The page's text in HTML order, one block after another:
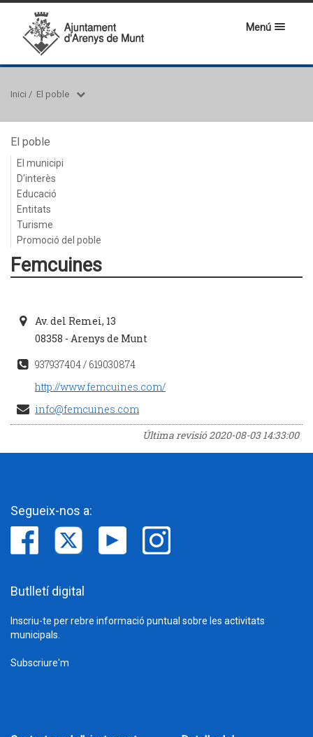
Menú
Inici / El poble
El poble
El municipi
D'interès
Educació
Entitats
Turisme
Promoció del poble
Femcuines
Av. del Remei, 13
08358 - Arenys de Munt
937937404 / 619030874
http://www.femcuines.com/
info@femcuines.com
Última revisió2020-08-03 14:33:00
Segueix-nos a:
Butlletí digital
Inscriu-te per rebre informació puntual sobre les activitats
municipals.
Subscriure'm